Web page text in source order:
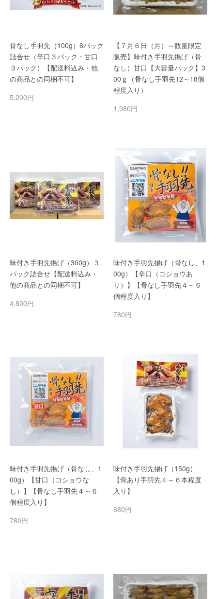
骨なし手羽先（100g）6パック
詰合せ（辛口３パック・甘口
３パック）【配送料込み・他
の商品との同梱不可】
5,200円
【７月６日（月）～数量限定
販売】味付き手羽先揚げ（骨
なし）甘口【大容量パック】3
00ｇ（骨なし手羽先12～18個
程度入り）
1,980円
味付き手羽先揚げ（300g）３
パック詰合せ【配送料込み・
他の商品との同梱不可】
4,800円
味付き手羽先揚げ（骨なし、1
00g）【辛口（コショウあ
り）】【骨なし手羽先４～６
個程度入り】
780円
味付き手羽先揚げ（骨なし、1
00g）【甘口（コショウな
し）】【骨なし手羽先４～６
個程度入り】
780円
味付き手羽先揚げ（150g）
【骨あり手羽先４～６本程度
入り】
680円